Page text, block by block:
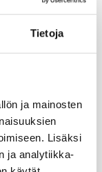
Tietoja
ja mainosten
Lisäksi
ja analytiikka-
Palju,
ja uima-
ml